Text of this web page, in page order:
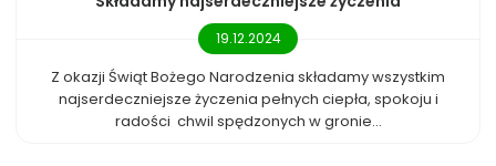
19.12.2024
Z okazji Świąt Bożego Narodzenia składamy wszystkim
najserdeczniejsze życzenia pełnych ciepła, spokoju i
radości chwil spędzonych w gronie...